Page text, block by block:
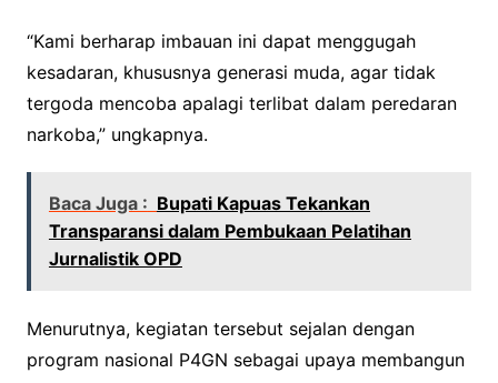
“Kami berharap imbauan ini dapat menggugah
kesadaran, khususnya generasi muda, agar tidak
tergoda mencoba apalagi terlibat dalam peredaran
narkoba,” ungkapnya.
Baca Juga : Bupati Kapuas Tekankan
Transparansi dalam Pembukaan Pelatihan
Jurnalistik OPD
Menurutnya, kegiatan tersebut sejalan dengan
program nasional P4GN sebagai upaya membangun